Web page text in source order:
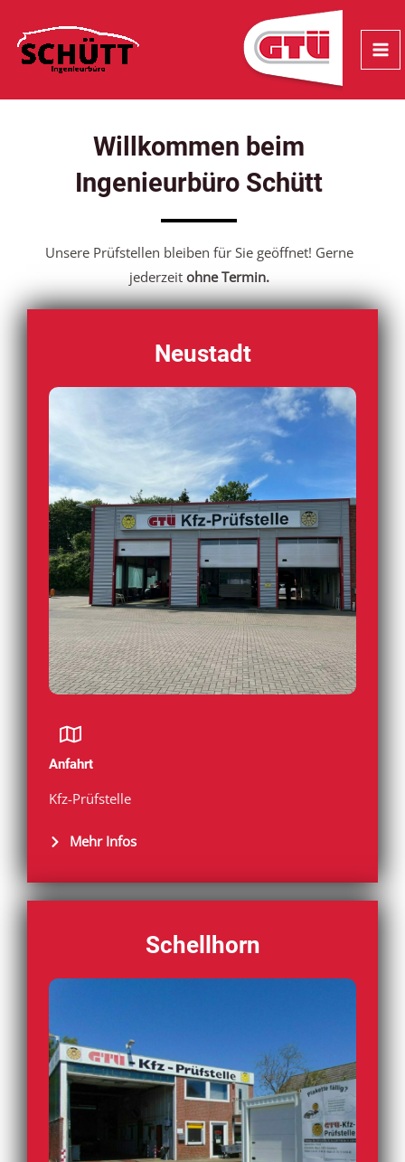
Inhalt
springen
Willkommen beim
Ingenieurbüro Schütt
Unsere Prüfstellen bleiben für Sie geöffnet! Gerne
jederzeit ohne Termin.
Neustadt
Anfahrt
Kfz-Prüfstelle
Mehr Infos
Schellhorn